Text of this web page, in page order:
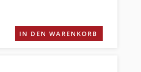
IN DEN WARENKORB